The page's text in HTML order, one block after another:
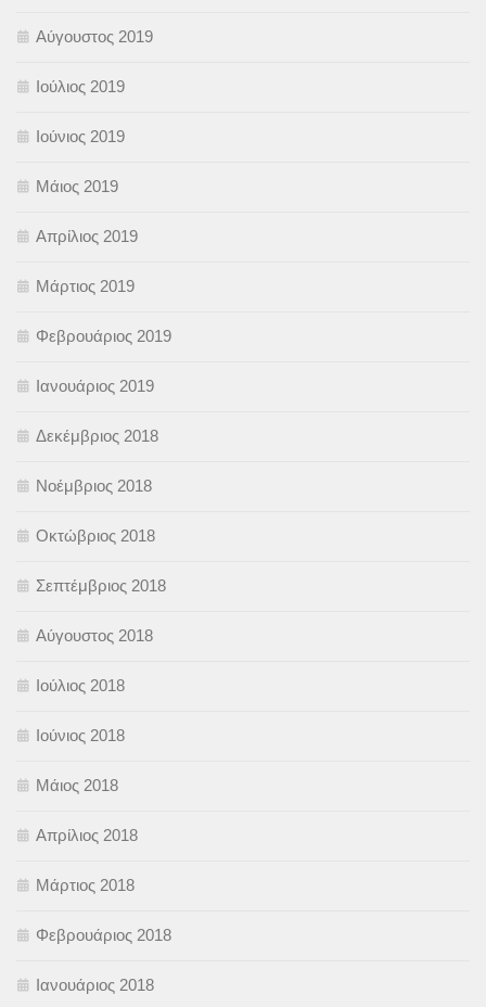
Αύγουστος 2019
Ιούλιος 2019
Ιούνιος 2019
Μάιος 2019
Απρίλιος 2019
Μάρτιος 2019
Φεβρουάριος 2019
Ιανουάριος 2019
Δεκέμβριος 2018
Νοέμβριος 2018
Οκτώβριος 2018
Σεπτέμβριος 2018
Αύγουστος 2018
Ιούλιος 2018
Ιούνιος 2018
Μάιος 2018
Απρίλιος 2018
Μάρτιος 2018
Φεβρουάριος 2018
Ιανουάριος 2018